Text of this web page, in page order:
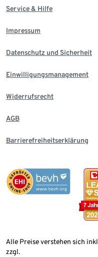
Service & Hilfe
Impressum
Datenschutz und Sicherheit
Einwilligungsmanagement
Widerrufsrecht
AGB
Barrierefreiheitserklärung
Alle Preise verstehen sich
zzgl.